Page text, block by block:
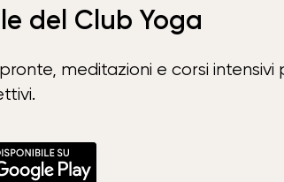
del Club Yoga
meditazioni e corsi intensivi